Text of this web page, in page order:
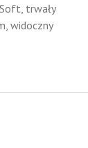
trwały
widoczny